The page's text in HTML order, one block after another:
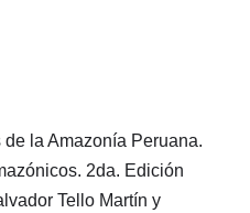
de la Amazonía Peruana.
2da. Edición
Tello Martín y